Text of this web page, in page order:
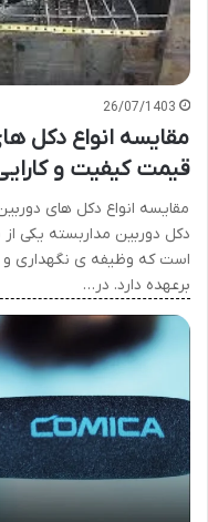
26/07/1403
مقایسه انواع دکل
قیمت کیفیت و
مقایسه انواع دکل های
دکل دوربین مداربسته یکی
است که وظیفه ی نگهداری و
برعهده دارد. در…